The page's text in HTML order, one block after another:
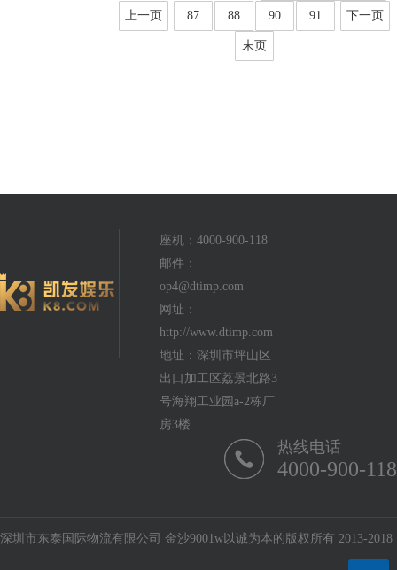
上一页 87 88 90 91 下一页
末页
座机：4000-900-118
邮件：
op4@dtimp.com
网址：
http://www.dtimp.com
地址：深圳市坪山区
出口加工区荔景北路3
号海翔工业园a-2栋厂
房3楼
热线电话
4000-900-118
深圳市东泰国际物流有限公司 金沙9001w以诚为本的版权所有 2013-2018